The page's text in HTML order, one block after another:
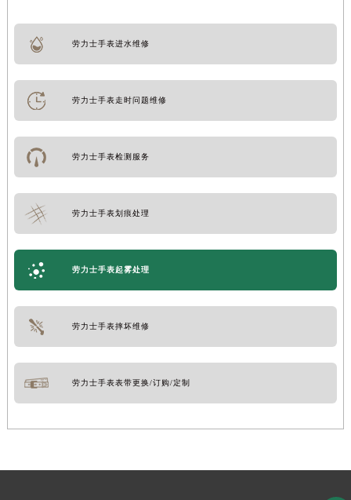
劳力士手表进水维修
劳力士手表走时问题维修
劳力士手表检测服务
劳力士手表划痕处理
劳力士手表起雾处理
劳力士手表摔坏维修
劳力士手表表带更换/订购/定制